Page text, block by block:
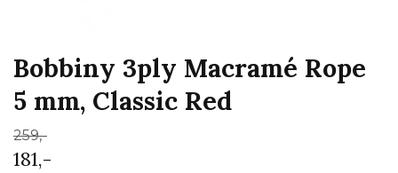
Bobbiny 3ply Macramé Rope
5 mm, Classic Red
259,-
181,-